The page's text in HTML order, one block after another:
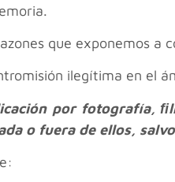
que exponemos a
ilegítima en el
por fotografía,
o fuera de ellos,